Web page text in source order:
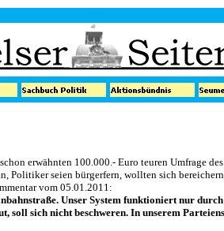
erwähnten 100.000.- Euro teuren Umfrage
Politiker seien bürgerfern, wollten sich
vom 05.01.2011:
Unser System funktioniert nur
soll sich nicht beschweren. In unserem